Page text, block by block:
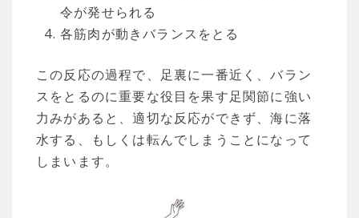
令が発せられる
各筋肉が動きバランスをとる
この反応の過程で、足裏に一番近く、バラン
スをとるのに重要な役目を果す足関節に強い
力みがあると、適切な反応ができず、海に落
水する、もしくは転んでしまうことになって
しまいます。